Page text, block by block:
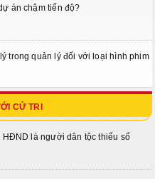
án chậm tiến độ?
trong quản lý đối với loại hình phim
CỬ TRI
là người dân tộc thiểu số